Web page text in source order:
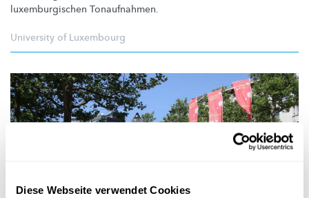
Diese Webseite verwendet Cookies
luxemburgischen Tonaufnahmen.
University of Luxembourg